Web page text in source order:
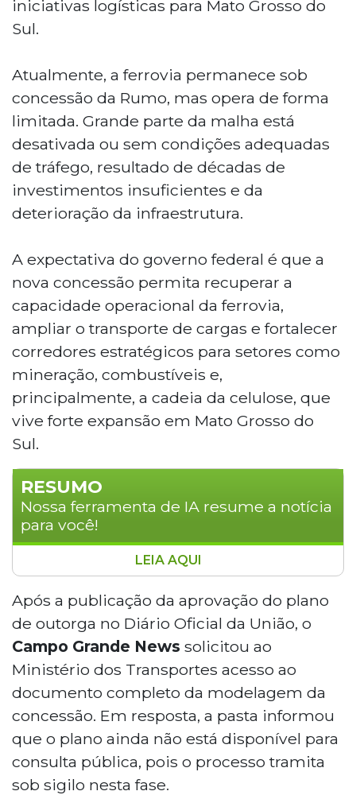
iniciativas logísticas para Mato Grosso do
Sul.
Atualmente, a ferrovia permanece sob
concessão da Rumo, mas opera de forma
limitada. Grande parte da malha está
desativada ou sem condições adequadas
de tráfego, resultado de décadas de
investimentos insuficientes e da
deterioração da infraestrutura.
A expectativa do governo federal é que a
nova concessão permita recuperar a
capacidade operacional da ferrovia,
ampliar o transporte de cargas e fortalecer
corredores estratégicos para setores como
mineração, combustíveis e,
principalmente, a cadeia da celulose, que
vive forte expansão em Mato Grosso do
Sul.
RESUMO
Nossa ferramenta de IA resume a notícia
para você!
O Ministério dos Transportes aprovou o
plano de outorga da nova concessão da
Malha Oeste, ferrovia que liga Corumbá a
Mairinque e é considerada estratégica
para o escoamento da produção de Mato
Grosso do Sul. A proposta prevê aporte de
R$ 3,6 bilhões para recuperar a malha,
com desembolsos anuais de até R$ 500
milhões, e inclui ramais em MS e em São
Paulo. O leilão está previsto para
novembro.
LEIA AQUI
Após a publicação da aprovação do plano
de outorga no Diário Oficial da União, o
Campo Grande News solicitou ao
Ministério dos Transportes acesso ao
documento completo da modelagem da
concessão. Em resposta, a pasta informou
que o plano ainda não está disponível para
consulta pública, pois o processo tramita
sob sigilo nesta fase.